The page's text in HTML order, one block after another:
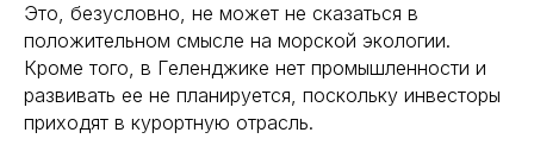
Это, безусловно, не может не сказаться в
положительном смысле на морской экологии.
Кроме того, в Геленджике нет промышленности и
развивать ее не планируется, поскольку инвесторы
приходят в курортную отрасль.